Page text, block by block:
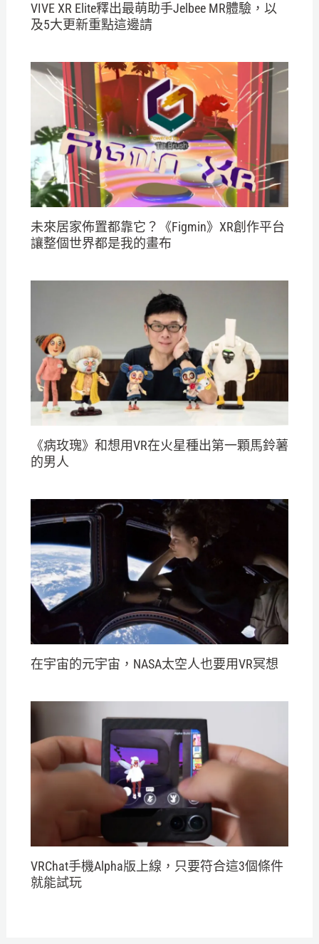
VIVE XR Elite釋出最萌助手Jelbee MR體驗，以
及5大更新重點這邊請
未來居家佈置都靠它？《Figmin》XR創作平台
讓整個世界都是我的畫布
《病玫瑰》和想用VR在火星種出第一顆馬鈴薯
的男人
在宇宙的元宇宙，NASA太空人也要用VR冥想
VRChat手機Alpha版上線，只要符合這3個條件
就能試玩